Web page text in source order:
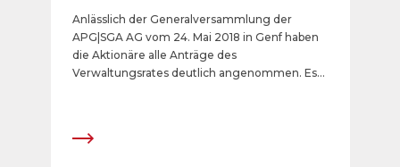
Anlässlich der Generalversammlung der
APG|SGA AG vom 24. Mai 2018 in Genf haben
die Aktionäre alle Anträge des
Verwaltungsrates deutlich angenommen. Es